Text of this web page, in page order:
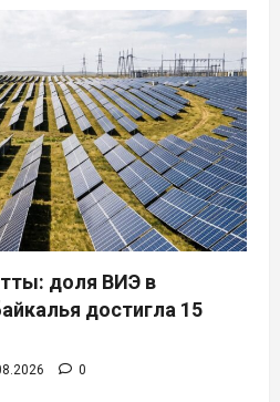
доля ВИЭ в
достигла 15
0